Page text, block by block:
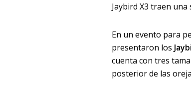
Jaybird X3 traen
En un evento para
presentaron los
cuenta con tres
posterior de las